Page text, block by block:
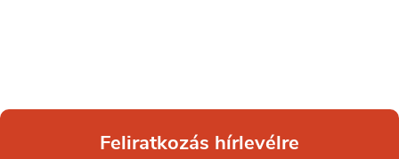
Feliratkozás hírlevélre